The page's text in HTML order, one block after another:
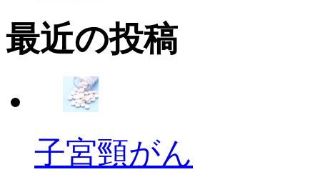
最近の投稿
子宮頸がん